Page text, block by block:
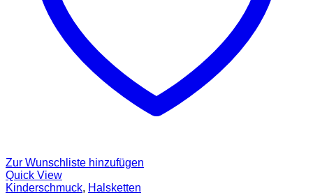
Zur Wunschliste hinzufügen
Quick View
Kinderschmuck, Halsketten